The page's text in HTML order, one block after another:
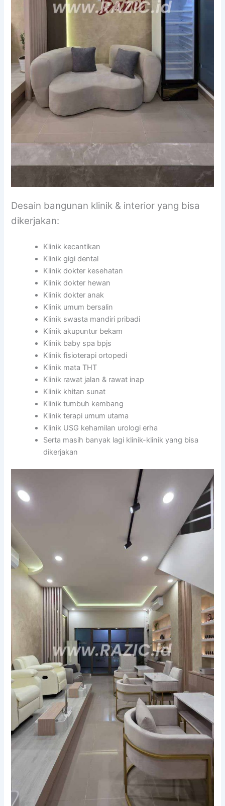
Desain bangunan klinik & interior yang bisa
dikerjakan:
Klinik kecantikan
Klinik gigi dental
Klinik dokter kesehatan
Klinik dokter hewan
Klinik dokter anak
Klinik umum bersalin
Klinik swasta mandiri pribadi
Klinik akupuntur bekam
Klinik baby spa bpjs
Klinik fisioterapi ortopedi
Klinik mata THT
Klinik rawat jalan & rawat inap
Klinik khitan sunat
Klinik tumbuh kembang
Klinik terapi umum utama
Klinik USG kehamilan urologi erha
Serta masih banyak lagi klinik-klinik yang bisa
dikerjakan